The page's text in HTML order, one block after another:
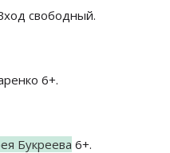
свободный.
6+.
Букреева 6+.